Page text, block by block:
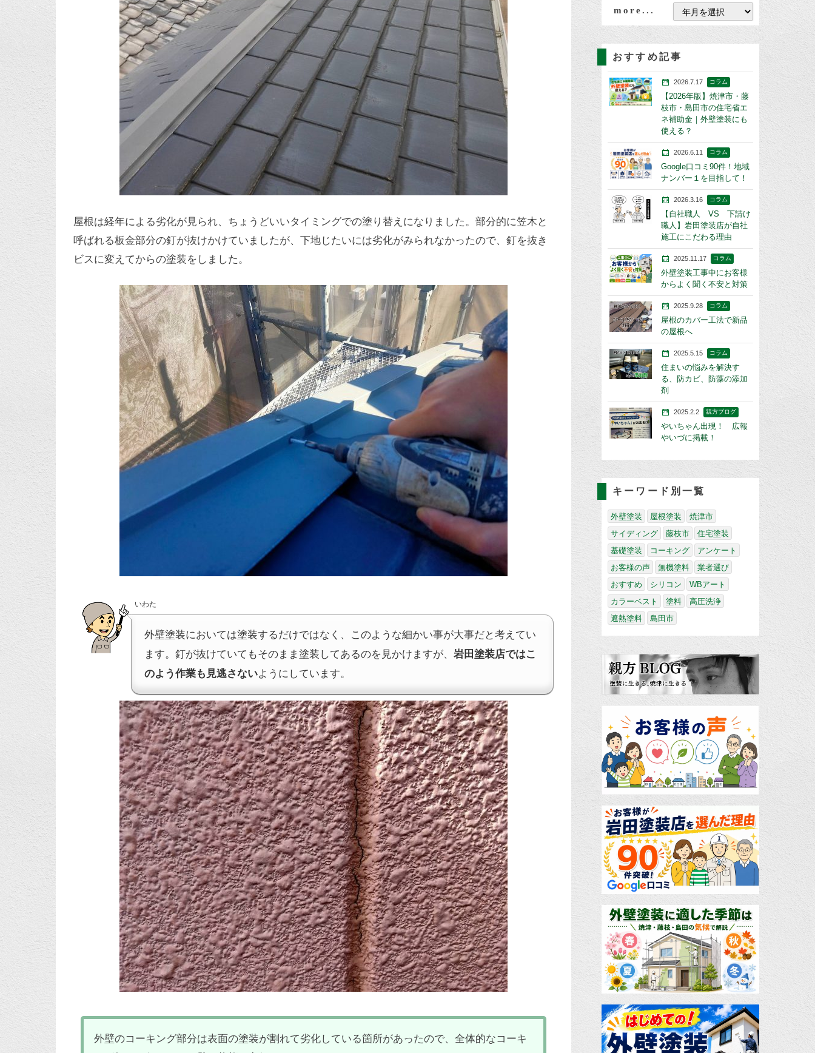
屋根は経年による劣化が見られ、ちょうどいいタイミングでの塗り替えになりました。部分的に笠木と
呼ばれる板金部分の釘が抜けかけていましたが、下地じたいには劣化がみられなかったので、釘を抜き
ビスに変えてからの塗装をしました。
いわた
外壁塗装においては塗装するだけではなく、このような細かい事が大事だと考えてい
ます。釘が抜けていてもそのまま塗装してあるのを見かけますが、 岩田塗装店ではこ
のよう作業も見逃さないようにしています。
外壁のコーキング部分は表面の塗装が割れて劣化している箇所があったので、全体的なコーキ
more...
おすすめ記事
2026.7.17 コラム
【2026年版】焼津市・藤
枝市・島田市の住宅省エ
ネ補助金｜外壁塗装にも
使える？
2026.6.11 コラム
Google口コミ90件！地域
ナンバー１を目指して！
2026.3.16 コラム
【自社職人 VS 下請け
職人】岩田塗装店が自社
施工にこだわる理由
2025.11.17 コラム
外壁塗装工事中にお客様
からよく聞く不安と対策
2025.9.28 コラム
屋根のカバー工法で新品
の屋根へ
2025.5.15 コラム
住まいの悩みを解決す
る、防カビ、防藻の添加
剤
2025.2.2 親方ブログ
やいちゃん出現！ 広報
やいづに掲載！
キーワード別一覧
外壁塗装 屋根塗装
焼津市
サイディング
藤枝市
住宅塗装
基礎塗装
コーキング
アンケート
お客様の声
無機塗料
業者選び
おすすめ
シリコン
WBアート
カラーベスト
塗料
高圧洗浄
遮熱塗料
島田市